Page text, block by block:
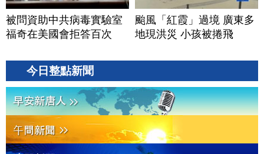
被問資助中共病毒實驗室
福奇在美國會拒答百次
颱風「紅霞」過境 廣東多
地現洪災 小孩被捲飛
今日整點新聞